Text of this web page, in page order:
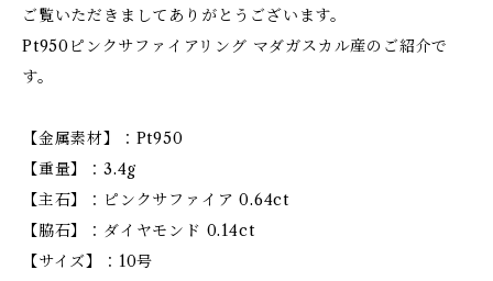
ご覧いただきましてありがとうございます。
Pt950ピンクサファイアリング マダガスカル産のご紹介で
す。
【金属素材】：Pt950
【重量】：3.4g
【主石】：ピンクサファイア 0.64ct
【脇石】：ダイヤモンド 0.14ct
【サイズ】：10号